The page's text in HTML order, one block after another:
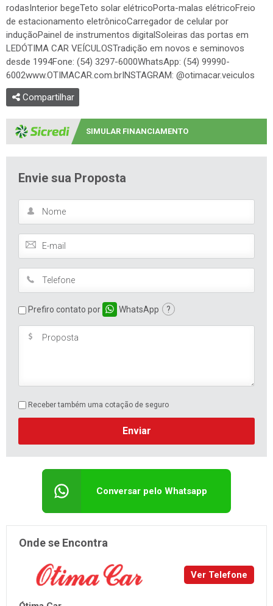
rodasInterior begeTeto solar elétricoPorta-malas elétricoFreio
de estacionamento eletrônicoCarregador de celular por
induçãoPainel de instrumentos digitalSoleiras das portas em
LEDÓTIMA CAR VEÍCULOSTradição em novos e seminovos
desde 1994Fone: (54) 3297-6000WhatsApp: (54) 99990-
6002www.OTIMACAR.com.brINSTAGRAM: @otimacar.veiculos
Compartilhar
SIMULAR FINANCIAMENTO
Envie sua Proposta
Prefiro contato por WhatsApp ?
Receber também uma cotação de seguro
Enviar
Conversar pelo Whatsapp
Onde se Encontra
Ver Telefone